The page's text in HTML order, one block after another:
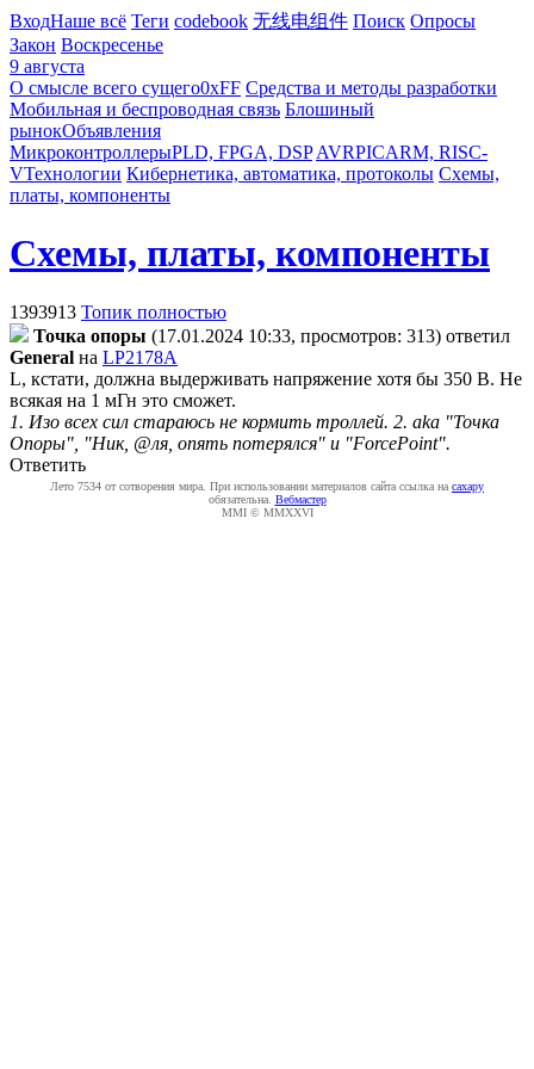
ВходНаше всё Теги codebook 无线电组件 Поиск Опросы
Закон Воскресенье
9 августа
О смысле всего сущего0xFF Средства и методы разработки
Мобильная и беспроводная связь Блошиный
рынокОбъявления
МикроконтроллерыPLD, FPGA, DSP AVRPICARM, RISC-
VТехнологии Кибернетика, автоматика, протоколы Схемы,
платы, компоненты
Схемы, платы, компоненты
1393913 Топик полностью
Toчкa oпopы (17.01.2024 10:33, просмотров: 313) ответил
General на LP2178A
L, кстати, должна выдерживать напряжение хотя бы 350 В. Не
всякая на 1 мГн это сможет.
1. Изо всех сил стараюсь не кормить троллей. 2. aka "Точка
Опоры", "Ник, @ля, опять потерялся" и "ForcePoint".
Ответить
Лето 7534 от сотворения мира. При использовании материалов сайта ссылка на caxapу
обязательна. Вебмастер
MMI © MMXXVI